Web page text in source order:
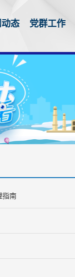
态 党群工作
指南